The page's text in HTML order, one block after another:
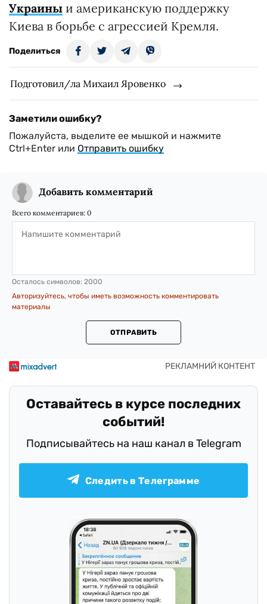
Украины и американскую поддержку
Киева в борьбе с агрессией Кремля.
Поделиться
Подготовил/ла Михаил Яровенко
Заметили ошибку?
Пожалуйста, выделите ее мышкой и нажмите
Ctrl+Enter или Отправить ошибку
Добавить комментарий
Всего комментариев: 0
Осталось символов: 2000
Авторизуйтесь, чтобы иметь возможность комментировать
материалы
ОТПРАВИТЬ
Оставайтесь в курсе последних
событий!
Подписывайтесь на наш канал в Telegram
Следить в Телеграмме